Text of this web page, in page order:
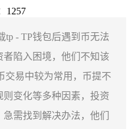
1257
tp - TP钱包后遇到币无法
陷入困境，他们不知该
交易中较为常用，币提不
变化等多种因素，投资
需找到解决办法，他们